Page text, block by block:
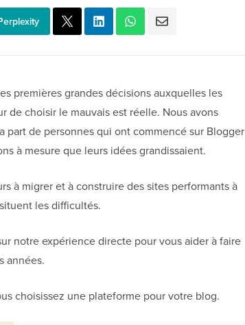
premières grandes décisions auxquelles les
de choisir le mauvais est réelle. Nous avons
de personnes qui ont commencé sur Blogger
à mesure que leurs idées grandissaient.
à migrer et à construire des sites performants à
les difficultés.
notre expérience directe pour vous aider à faire
années.
choisissez une plateforme pour votre blog.